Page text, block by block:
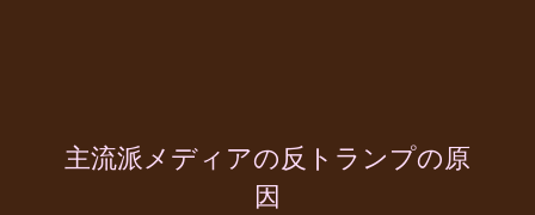
主流派メディアの反トランプの原
因